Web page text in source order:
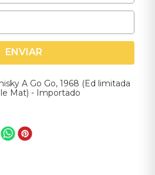
ENVIAR
A Go Go, 1968 (Ed limitada
Mat) - Importado